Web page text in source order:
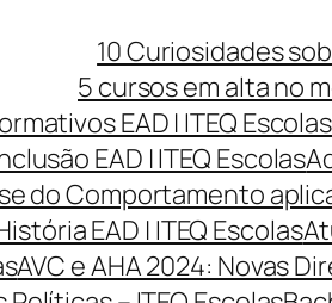
10 Curiosidades
5 cursos em alta no
EAD | ITEQ Escolas
EAD | ITEQ Escolas
do Comportamento
EAD | ITEQ Escolas
AVC e AHA 2024: Novas